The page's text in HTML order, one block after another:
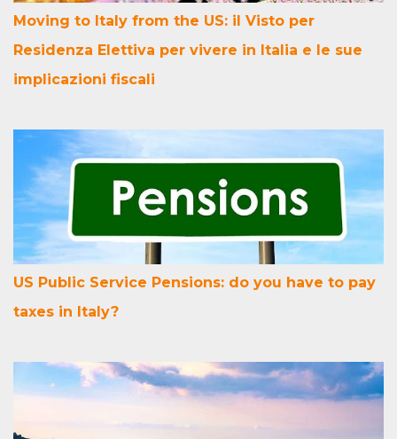
Moving to Italy from the US: il Visto per
Residenza Elettiva per vivere in Italia e le sue
implicazioni fiscali
US Public Service Pensions: do you have to pay
taxes in Italy?